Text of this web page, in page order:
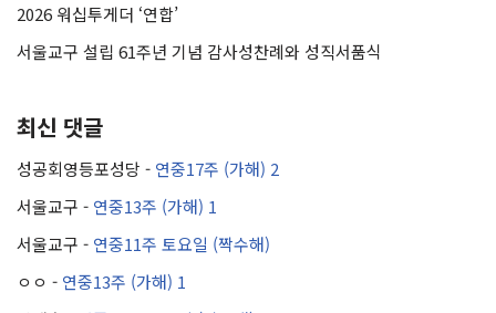
2026 워십투게더 ‘연합’
서울교구 설립 61주년 기념 감사성찬례와 성직서품식
최신 댓글
성공회영등포성당 - 연중17주 (가해) 2
서울교구 - 연중13주 (가해) 1
서울교구 - 연중11주 토요일 (짝수해)
ㅇㅇ - 연중13주 (가해) 1